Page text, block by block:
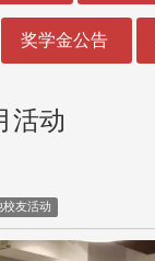
奖学金公告
活动
校友活动